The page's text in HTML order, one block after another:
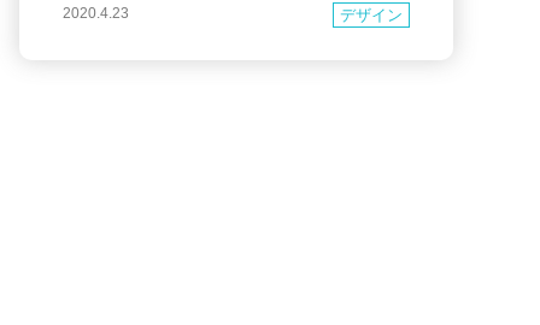
いか分からないという方もいるのではと思います。 以
前、部内の勉強会でも「事業部の要望に対してこの改
2020.4.23 デザイン